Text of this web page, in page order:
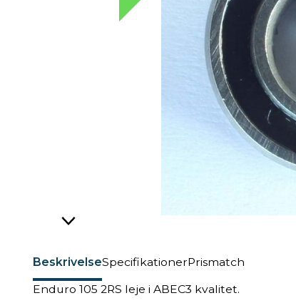
BeskrivelseSpecifikationerPrismatch
Enduro 105 2RS leje i ABEC3 kvalitet.